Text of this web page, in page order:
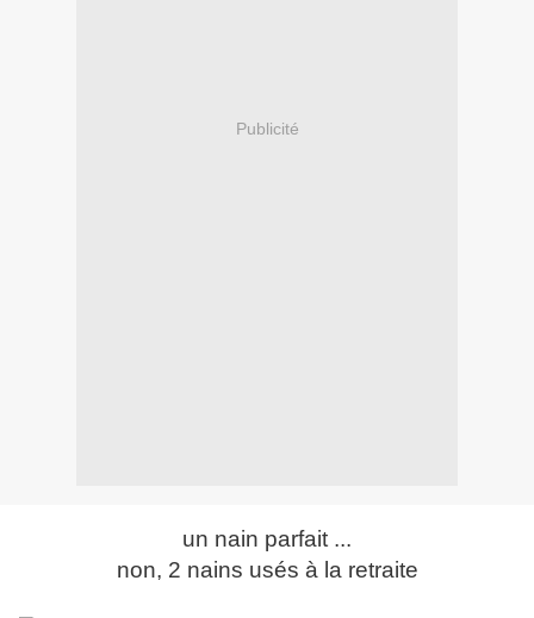
Publicité
un nain parfait ...
non, 2 nains usés à la retraite